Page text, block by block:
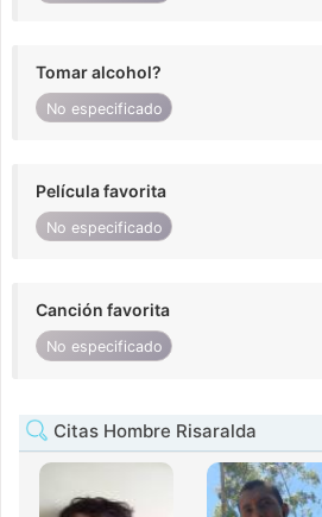
Tomar alcohol?
No especificado
Película favorita
No especificado
Canción favorita
No especificado
Citas Hombre Risaralda